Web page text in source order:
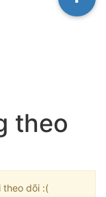
theo
theo dõi :(